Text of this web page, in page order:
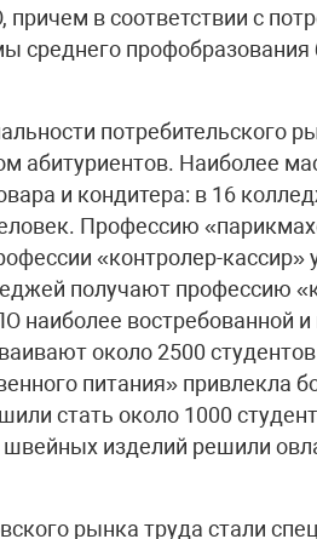
в соответствии с
среднего профобразования
потребительского
абитуриентов. Наиболее
и кондитера: в 16
Профессию
«контролер-
получают профессию
наиболее востребованной
около 2500
питания» привлекла
стать около 1000
изделий решили
рынка труда стали